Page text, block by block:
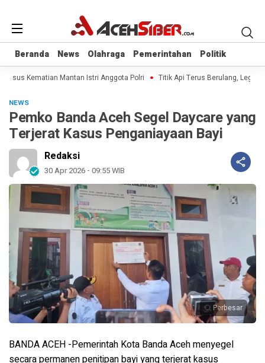
Beranda News Olahraga Pemerintahan Politik
Beranda News Olahraga Pemerintahan Politik
Kematian Mantan Istri Anggota Polri Titik Api Terus Berulang,
NEWS
Pemko Banda Aceh Segel Daycare yang
Terjerat Kasus Penganiayaan Bayi
Redaksi
30 Apr 2026 - 09:55 WIB
Perbesar
BANDA ACEH -Pemerintah Kota Banda Aceh menyegel
secara permanen penitipan bayi yang terjerat kasus